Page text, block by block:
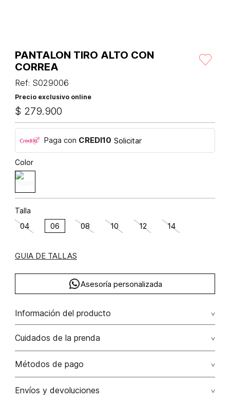
PANTALON TIRO ALTO CON
CORREA
Ref: S029006
Precio exclusivo online
$ 279.900
Paga con CREDI10 Solicitar
Color
Talla
04 06 08 10 12 14
GUIA DE TALLAS
Asesoría personalizada
Información del producto
Pantalon tiro alto con correa algodón 50% poliamida 48%
elastano 2% 50.00% algodón/cotton48.00%
poliamida/polyamide2.00% elastano/elastane
Cuidados de la prenda
Lavar a mano por separado / no dejar en remojo / no
Métodos de pago
Tarjetas de crédito: Visa, Dinners, Master Card y American
Envíos y devoluciones